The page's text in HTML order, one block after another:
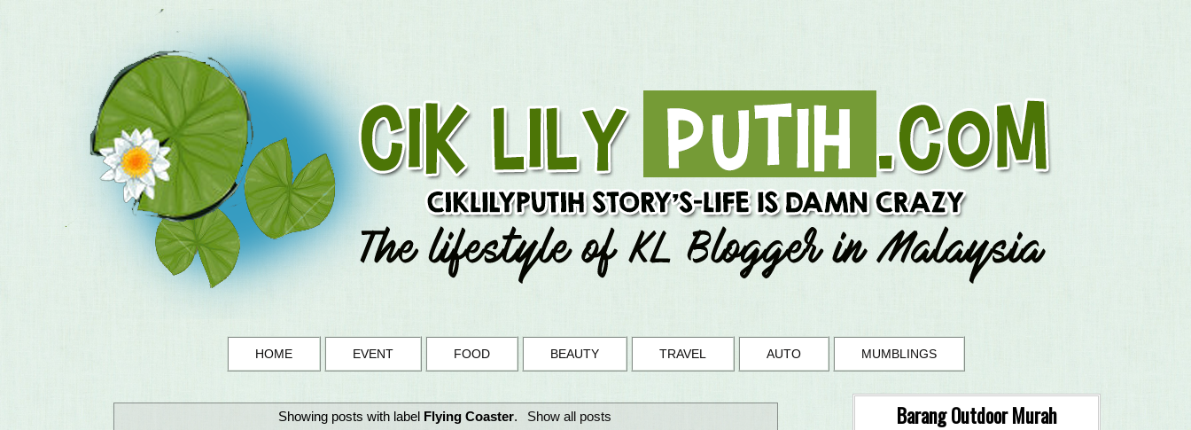
HOME EVENT FOOD BEAUTY TRAVEL AUTO MUMBLINGS
Showing posts with label Flying Coaster. Show all posts Barang Outdoor Murah